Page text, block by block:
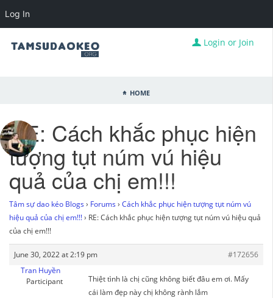
Login or Join
Home
RE: Cách khắc phục hiện
tượng tụt núm vú hiệu
quả của chị em!!!
Tâm sự dao kéo Blogs › Forums › Cách khắc phục hiện tượng tụt núm vú
hiệu quả của chị em!!!› RE: Cách khắc phục hiện tượng tụt núm vú hiệu quả
của chị em!!!
June 30, 2022 at 2:19 pm
#172656
Tran Huyền
Participant
Thiệt tình là chị cũng không biết đâu em ơi. Mấy
cái làm đẹp này chị không rành lắm
Log In